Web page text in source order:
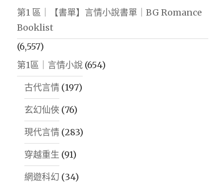
第1 區｜【書單】言情小說書單｜BG Romance
Booklist
(6,557)
第1區｜言情小說 (654)
古代言情 (197)
玄幻仙俠 (76)
現代言情 (283)
穿越重生 (91)
網遊科幻 (34)